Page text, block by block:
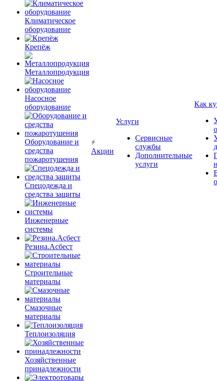
Климатическое
оборудование
Крепёж
Металлопродукция
Насосное
оборудование
Оборудование и
средства
пожаротушения
Спецодежда и
средства защиты
Инженерные
системы
Резина.Асбест
Строительные
материалы
Смазочные
материалы
Теплоизоляция
Хозяйственные
принадлежности
Акции
Услуги
Сервисные
службы
Дополнительные
услуги
Как